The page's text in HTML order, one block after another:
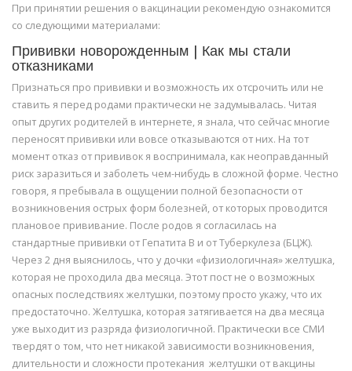
При принятии решения о вакцинации рекомендую ознакомится
со следующими материалами:
Прививки новорожденным | Как мы стали
отказниками
Признаться про прививки и возможность их отсрочить или не
ставить я перед родами практически не задумывалась. Читая
опыт других родителей в интернете, я знала, что сейчас многие
переносят прививки или вовсе отказываются от них. На тот
момент отказ от прививок я воспринимала, как неоправданный
риск заразиться и заболеть чем-нибудь в сложной форме. Честно
говоря, я пребывала в ощущении полной безопасности от
возникновения острых форм болезней, от которых проводится
плановое прививание. После родов я согласилась на
стандартные прививки от Гепатита В и от Туберкулеза (БЦЖ).
Через 2 дня выяснилось, что у дочки «физиологичная» желтушка,
которая не проходила два месяца. Этот пост не о возможных
опасных последствиях желтушки, поэтому просто укажу, что их
предостаточно. Желтушка, которая затягивается на два месяца
уже выходит из разряда физиологичной. Практически все СМИ
твердят о том, что нет никакой зависимости возникновения,
длительности и сложности протекания желтушки от вакцины